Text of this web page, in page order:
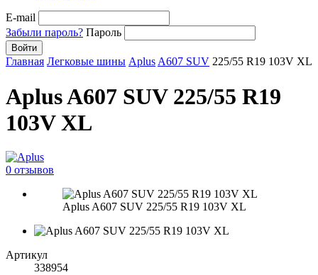
E-mail
Забыли пароль? Пароль
Войти
Главная Легковые шины AplusA607 SUV 225/55 R19 103V XL
Aplus A607 SUV 225/55 R19
103V XL
0 отзывов
Aplus A607 SUV 225/55 R19 103V XL
Артикул
338954